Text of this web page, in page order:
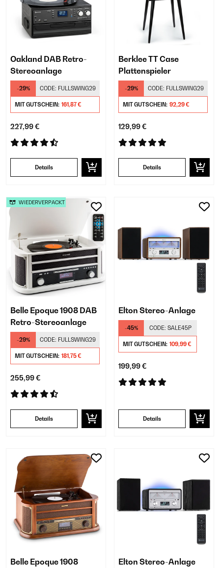
Oakland DAB Retro-
Stereoanlage
-29% CODE: FULLSWING29
MIT GUTSCHEIN: 161,87 €
227,99 €
Details
Berklee TT Case
Plattenspieler
-29% CODE: FULLSWING29
MIT GUTSCHEIN: 92,29 €
129,99 €
Details
Belle Epoque 1908 DAB
Retro-Stereoanlage
-29% CODE: FULLSWING29
MIT GUTSCHEIN: 181,75 €
255,99 €
Details
WIEDERVERPACKT
Elton Stereo-Anlage
-45% CODE: SALE45P
MIT GUTSCHEIN: 109,99 €
199,99 €
Details
Belle Epoque 1908
Elton Stereo-Anlage